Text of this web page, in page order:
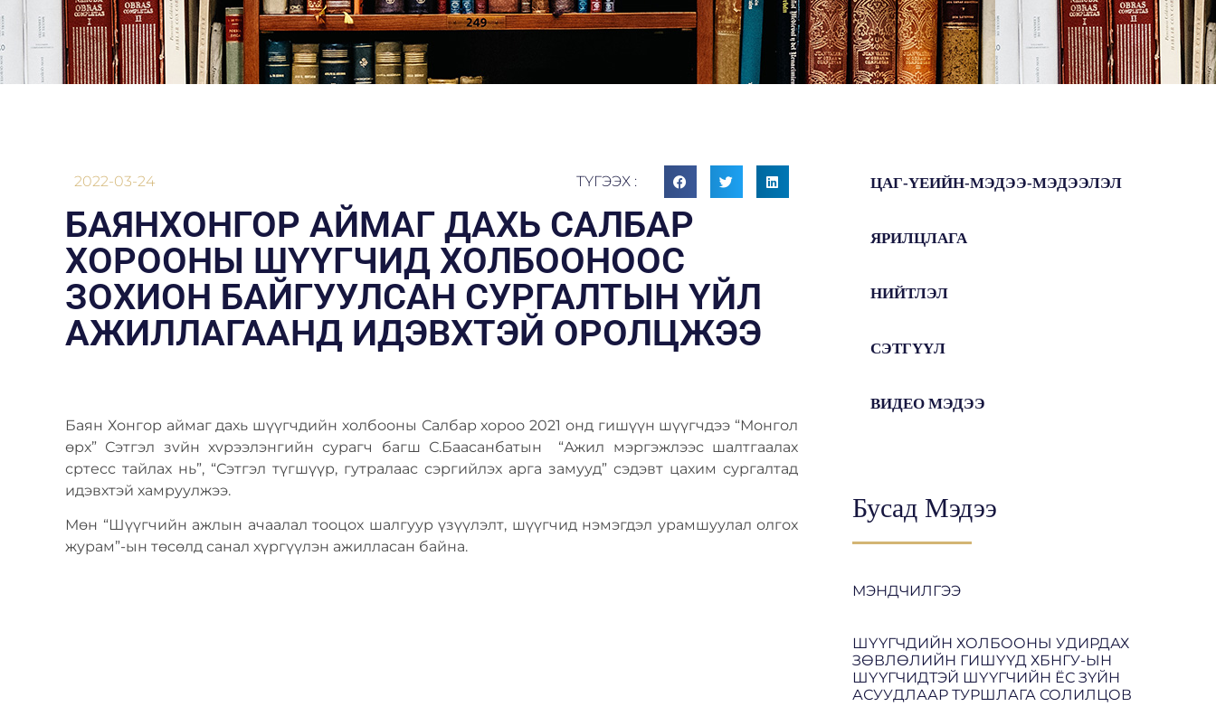
2022-03-24 ТҮГЭЭХ :
БАЯНХОНГОР АЙМАГ ДАХЬ САЛБАР
ХОРООНЫ ШҮҮГЧИД ХОЛБООНООС
ЗОХИОН БАЙГУУЛСАН СУРГАЛТЫН ҮЙЛ
АЖИЛЛАГААНД ИДЭВХТЭЙ ОРОЛЦЖЭЭ
Баян Хонгор аймаг дахь шүүгчдийн холбооны Салбар хороо 2021 онд гишүүн шүүгчдээ “Монгол
өрх” Сэтгэл зvйн хvрээлэнгийн сурагч багш С.Баасанбатын “Ажил мэргэжлээс шалтгаалах
сртесс тайлах нь”, “Сэтгэл түгшүүр, гутралаас сэргийлэх арга замууд” сэдэвт цахим сургалтад
идэвхтэй хамруулжээ.
Мөн “Шүүгчийн ажлын ачаалал тооцох шалгуур үзүүлэлт, шүүгчид нэмэгдэл урамшуулал олгох
журам”-ын төсөлд санал хүргүүлэн ажилласан байна.
ЦАГ-ҮЕИЙН-МЭДЭЭ-МЭДЭЭЛЭЛ
ЯРИЛЦЛАГА
НИЙТЛЭЛ
СЭТГҮҮЛ
ВИДЕО МЭДЭЭ
Бусад Мэдээ
МЭНДЧИЛГЭЭ
ШҮҮГЧДИЙН ХОЛБООНЫ УДИРДАХ
ЗӨВЛӨЛИЙН ГИШҮҮД ХБНГУ-ЫН
ШҮҮГЧИДТЭЙ ШҮҮГЧИЙН ЁС ЗҮЙН
АСУУДЛААР ТУРШЛАГА СОЛИЛЦОВ